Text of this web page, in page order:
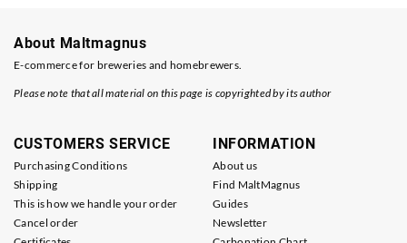
About Maltmagnus
E-commerce for breweries and homebrewers.
Please note that all material on this page is copyrighted by its author
CUSTOMERS SERVICE
Purchasing Conditions
Shipping
This is how we handle your order
Cancel order
INFORMATION
About us
Find MaltMagnus
Guides
Newsletter